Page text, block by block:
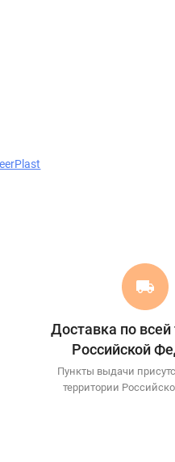
Доставка по всей
Российской
Пункты выдачи
территории